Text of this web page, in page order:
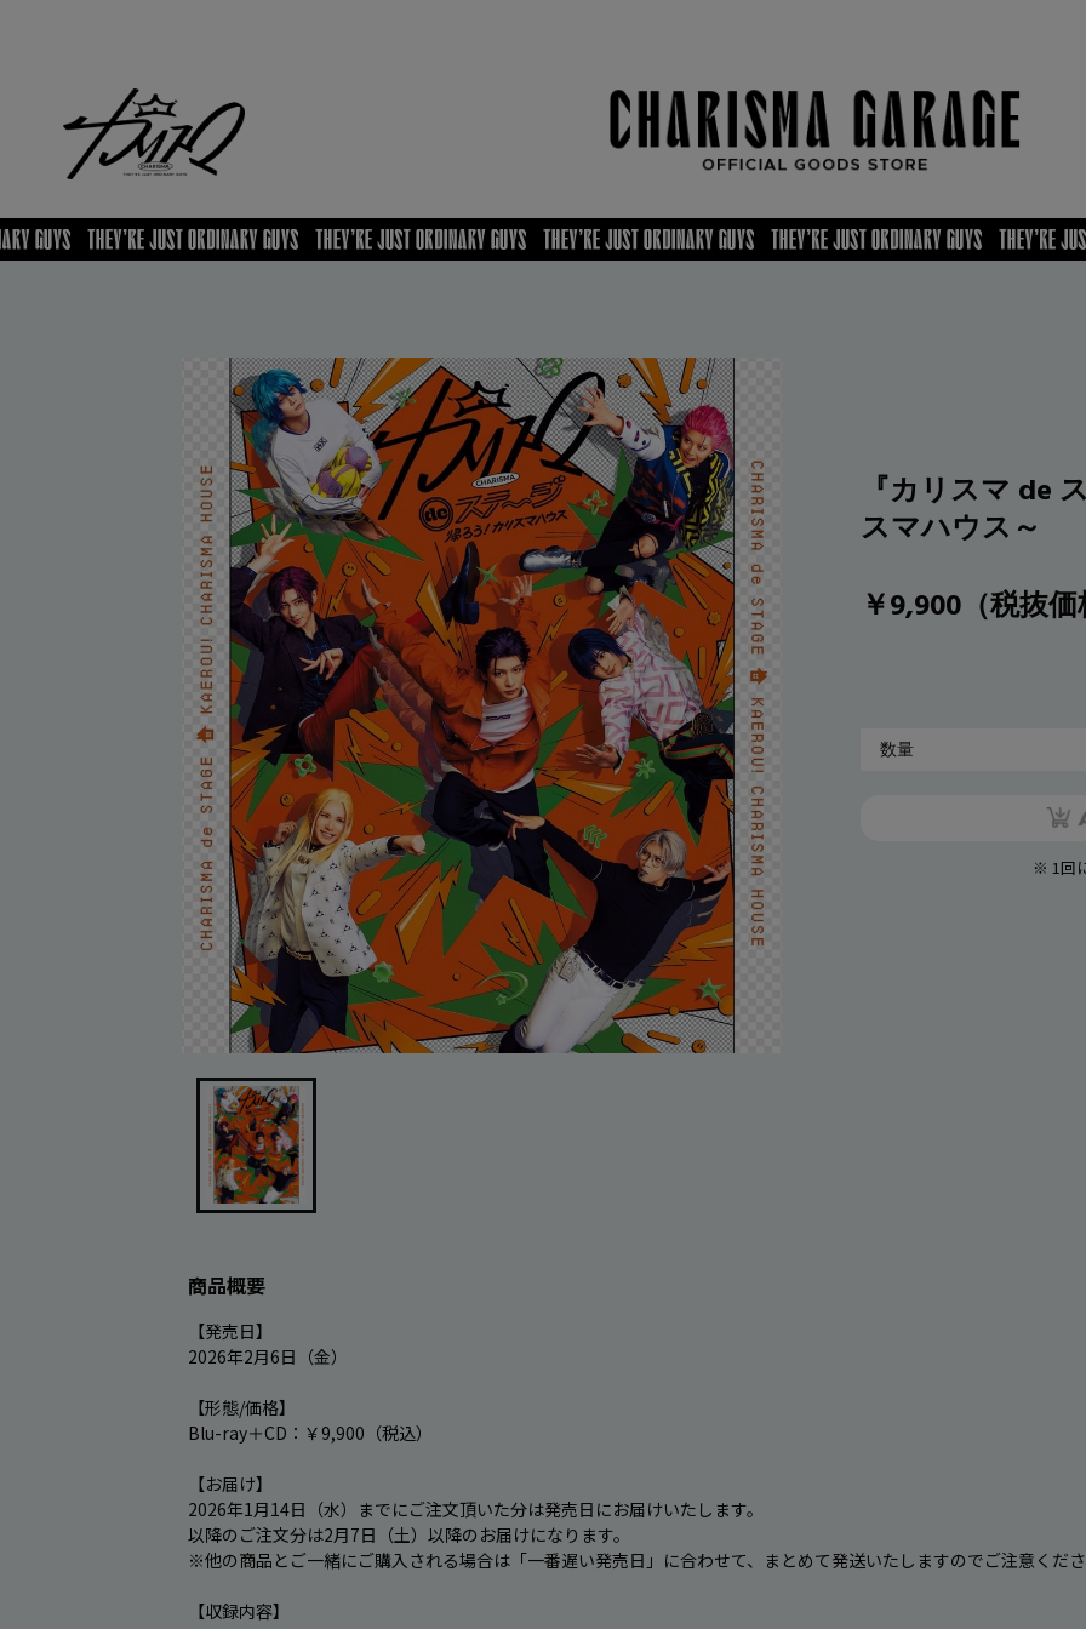
『カリスマ de
スマハウス～
￥9,900（税抜
※ 1回
商品概要
【発売日】
2026年2月6日（金）
【形態/価格】
Blu-ray＋CD：￥9,900（税込）
【お届け】
2026年1月14日（水）までにご注文頂いた分は発売日にお届けいたします。
以降のご注文分は2月7日（土）以降のお届けになります。
※他の商品とご一緒にご購入される場合は「一番遅い発売日」に合わせて、まとめて発送いたしますのでご注意くだ
【収録内容】